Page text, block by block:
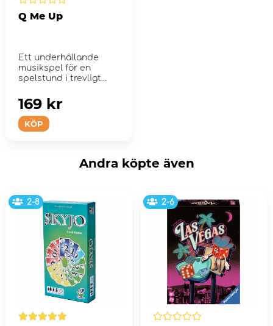
Q Me Up
Ett underhållande
musikspel för en
spelstund i trevligt
KÖP
169 kr
Andra köpte även
2-8 2-6